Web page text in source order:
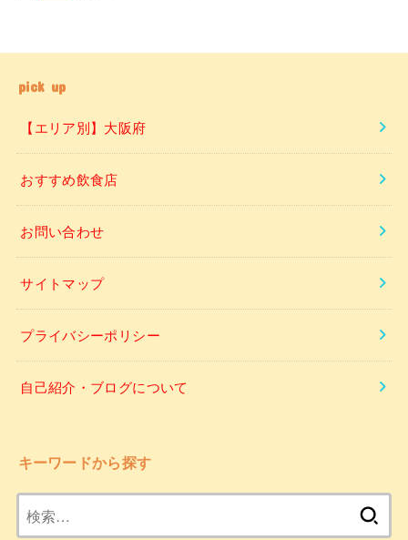
pick up
【エリア別】大阪府
おすすめ飲食店
お問い合わせ
サイトマップ
プライバシーポリシー
自己紹介・ブログについて
キーワードから探す